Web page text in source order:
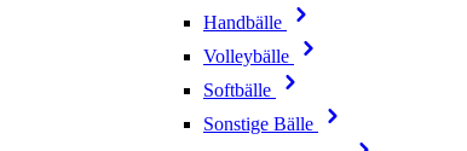
Handbälle
Volleybälle
Softbälle
Sonstige Bälle